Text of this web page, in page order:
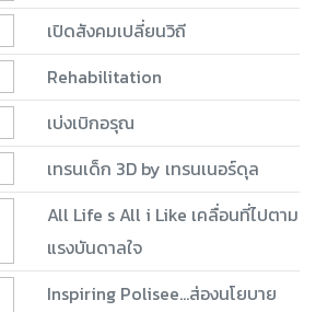
เปิดสังคมเปลี่ยนวิถี
Rehabilitation
เบ่งเบิกอรุณ
เทรนเด็ก 3D by เทรนเนอร์ดุล
All Life s All i Like เคลื่อนที่ไปตาม
แรงบันดาลใจ
Inspiring Polisee...ส่องนโยบาย